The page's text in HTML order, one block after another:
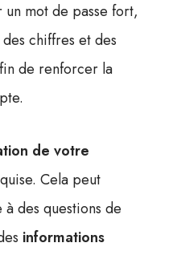
un mot de passe fort,
chiffres et des
de renforcer la
de votre
Cela peut
des questions de
informations